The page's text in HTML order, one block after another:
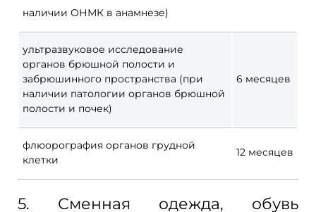
наличии ОНМК в анамнезе)
ультразвуковое исследование
органов брюшной полости и
забрюшинного пространства (при
наличии патологии органов брюшной
полости и почек)
6 месяцев
флюорография органов грудной
клетки
12 месяцев
5. Сменная одежда, обувь